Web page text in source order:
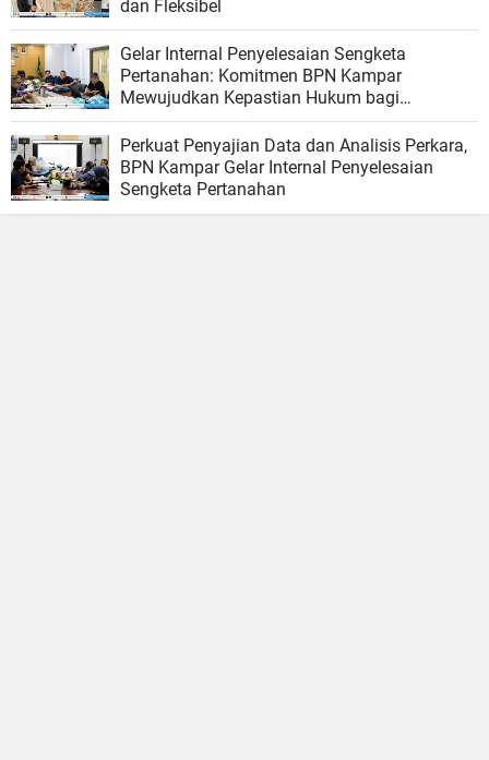
dan Fleksibel
Gelar Internal Penyelesaian Sengketa
Pertanahan: Komitmen BPN Kampar
Mewujudkan Kepastian Hukum bagi
Masyarakat
Perkuat Penyajian Data dan Analisis Perkara,
BPN Kampar Gelar Internal Penyelesaian
Sengketa Pertanahan